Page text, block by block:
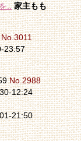
.. 家主もも
No.3011
23:57
No.2988
12:24
21:50